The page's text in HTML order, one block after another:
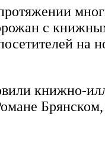
с
на
книжно-